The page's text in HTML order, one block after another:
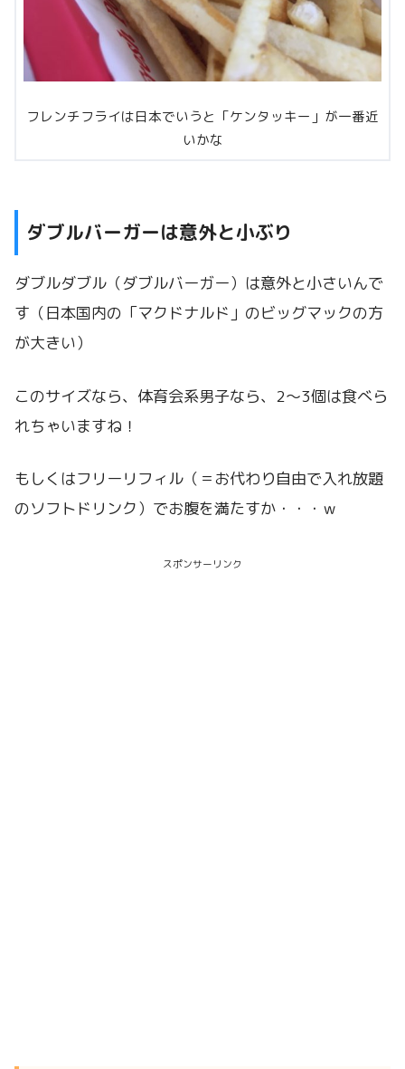
フレンチフライは日本でいうと「ケンタッキー」が一番近
いかな
ダブルバーガーは意外と小ぶり
ダブルダブル（ダブルバーガー）は意外と小さいんで
す（日本国内の「マクドナルド」のビッグマックの方
が大きい）
このサイズなら、体育会系男子なら、2〜3個は食べら
れちゃいますね！
もしくはフリーリフィル（＝お代わり自由で入れ放題
のソフトドリンク）でお腹を満たすか・・・ｗ
スポンサーリンク